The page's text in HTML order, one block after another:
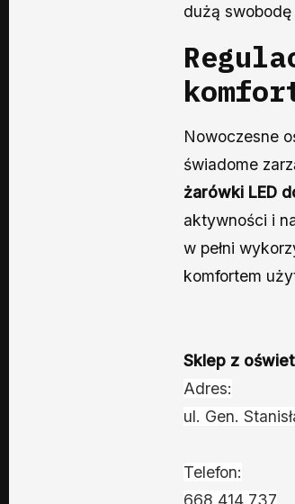
dużą
Nowoczesne
świadome
żarówki LED
aktywności i
w pełni
komfortem
Sklep z
Adres:
ul. Gen.
Telefon:
668 414 737